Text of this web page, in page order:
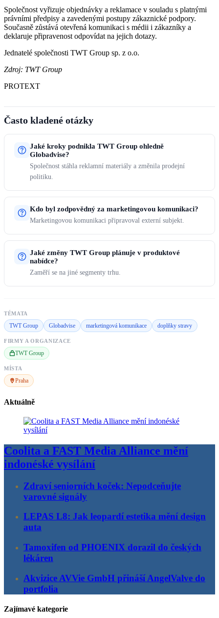
Společnost vyřizuje objednávky a reklamace v souladu s platnými
právními předpisy a zavedenými postupy zákaznické podpory.
Současně zůstává otevřená komunikaci s médii i zákazníky a
deklaruje připravenost odpovídat na jejich dotazy.
Jednatelé společnosti TWT Group sp. z o.o.
Zdroj: TWT Group
PROTEXT
Často kladené otázky
Jaké kroky podnikla TWT Group ohledně
Globadvise?
Společnost stáhla reklamní materiály a změnila prodejní
politiku.
Kdo byl zodpovědný za marketingovou komunikaci?
Marketingovou komunikaci připravoval externí subjekt.
Jaké změny TWT Group plánuje v produktové
nabídce?
Zaměří se na jiné segmenty trhu.
TÉMATA
TWT Group Globadvise marketingová komunikace doplňky stravy
FIRMY A ORGANIZACE
TWT Group
MÍSTA
Praha
Aktuálně
Coolita a FAST Media Alliance mění
indonéské vysílání
Zdraví seniorních koček: Nepodceňujte
varovné signály
LEPAS L8: Jak leopardí estetika mění design
auta
Tamoxifen od PHOENIX dorazil do českých
lékáren
Akvizice AVVie GmbH přináší AngelValve do
portfolia
Zajímavé kategorie